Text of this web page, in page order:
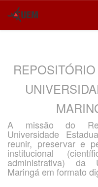
A missão do
Universidade
reunir, preservar e
institucional
administrativa) da
Maringá em formato